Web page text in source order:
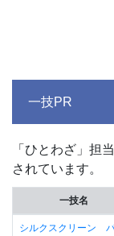
一技PR
「ひとわざ」担
されています。
一技名
シルクスクリーン